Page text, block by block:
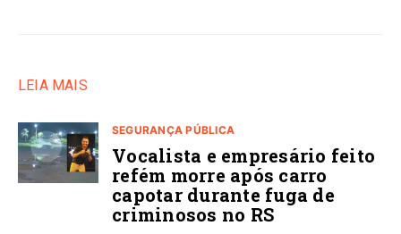
LEIA MAIS
SEGURANÇA PÚBLICA
Vocalista e empresário feito
refém morre após carro
capotar durante fuga de
criminosos no RS